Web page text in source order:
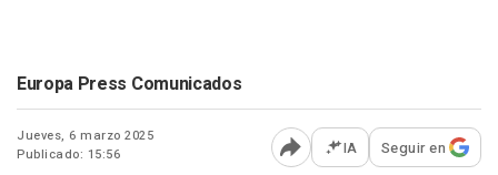
Europa Press Comunicados
Jueves, 6 marzo 2025
Publicado: 15:56
Abrir opciones para
IA Seguir en